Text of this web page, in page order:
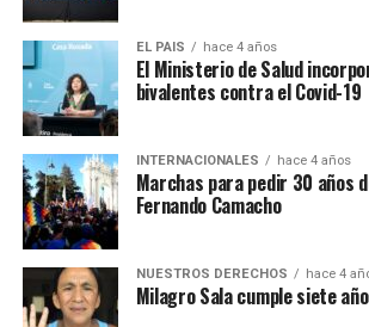
Defendamos la
Secundaria
pic.twitter.com/
— Amsafe Rosario (@RosarioAmsafe)
EL PAIS hace 4 años
El Ministerio de Salud
bivalentes contra el Covid-19
INTERNACIONALES hace 4 años
Marchas para pedir 30 años
Fernando Camacho
NUESTROS DERECHOS hace 4
Milagro Sala cumple siete